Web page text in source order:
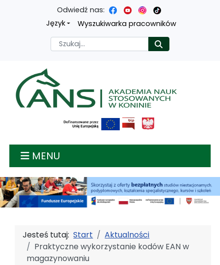
Przejdź
treści
głównej
Przejdź
menu
nawigacyjnego
Przejdź
wyszukiwarki
Przejdź
mapy
strony
Odwiedź nas:
Język
Wyszukiwarka pracowników
Szukaj
Akademia nauk
MENU
Jesteś tutaj:Start
Aktualności
Praktyczne wykorzystanie kodów EAN w
magazynowaniu